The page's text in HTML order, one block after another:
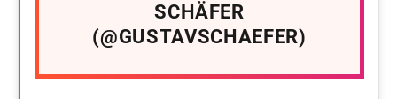
SCHÄFER
(@GUSTAVSCHAEFER)